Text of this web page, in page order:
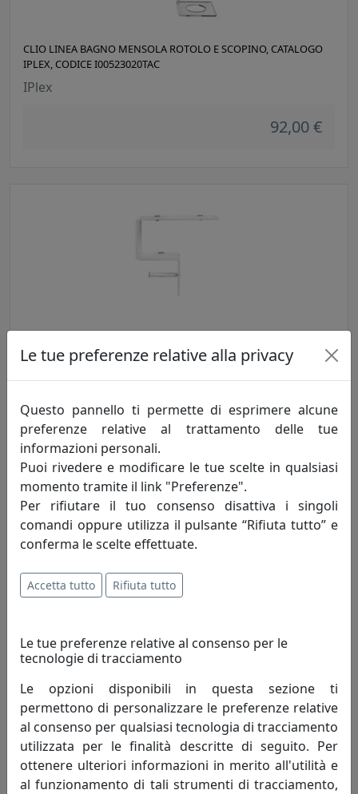
CLIO LINEA BAGNO MENSOLA ROTOLO E SCOPINO, CATALOGO
IPLEX, CODICE I00523020TAC
IPlex
92,00 €
CATALOGO IPLEX, CODICE I00523021O01
IPlex
83,00 €
CATALOGO IPLEX, CODICE I00523021T74
83,00 €
Le tue preferenze relative alla privacy
Questo pannello ti permette di esprimere alcune
preferenze relative al trattamento delle tue
informazioni personali.
Puoi rivedere e modificare le tue scelte in qualsiasi
momento tramite il link "Preferenze".
Per rifiutare il tuo consenso disattiva i singoli
comandi oppure utilizza il pulsante “Rifiuta tutto” e
conferma le scelte effettuate.
Accetta tutto Rifiuta tutto
Le tue preferenze relative al consenso per le
tecnologie di tracciamento
Le opzioni disponibili in questa sezione ti
permettono di personalizzare le preferenze relative
al consenso per qualsiasi tecnologia di tracciamento
utilizzata per le finalità descritte di seguito. Per
ottenere ulteriori informazioni in merito all'utilità e
al funzionamento di tali strumenti di tracciamento,